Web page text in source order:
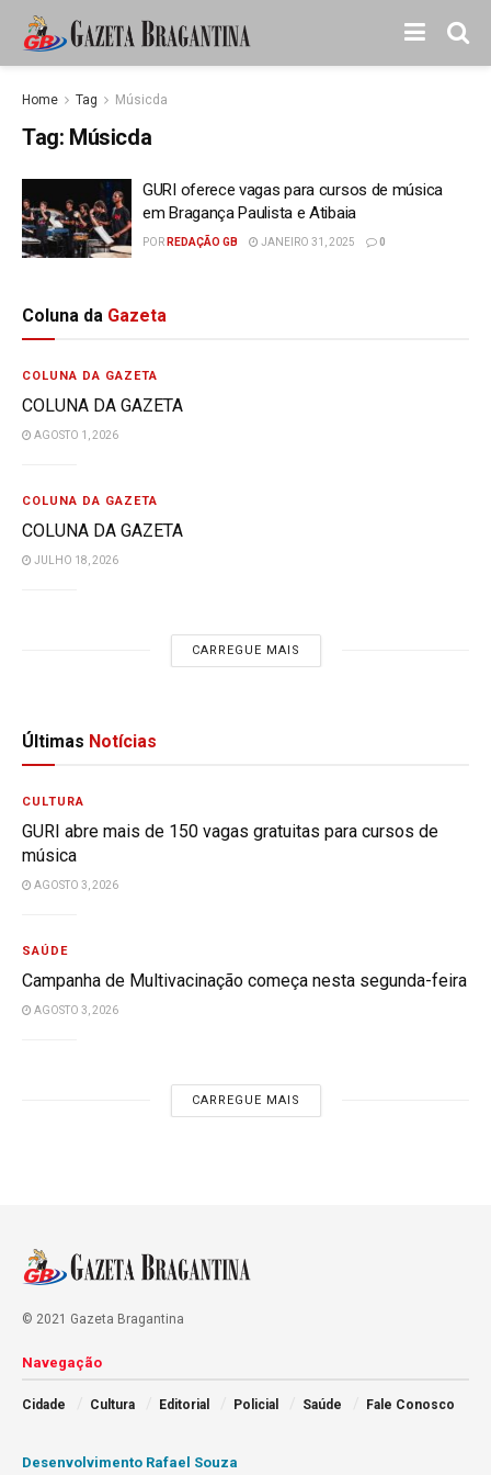
Home Tag Músicda
Tag: Músicda
GURI oferece vagas para cursos de música
em Bragança Paulista e Atibaia
POR REDAÇÃO GB JANEIRO 31, 2025 0
Coluna da Gazeta
COLUNA DA GAZETA
COLUNA DA GAZETA
AGOSTO 1, 2026
COLUNA DA GAZETA
COLUNA DA GAZETA
JULHO 18, 2026
CARREGUE MAIS
Últimas Notícias
CULTURA
GURI abre mais de 150 vagas gratuitas para cursos de
música
AGOSTO 3, 2026
SAÚDE
Campanha de Multivacinação começa nesta segunda-feira
AGOSTO 3, 2026
CARREGUE MAIS
© 2021 Gazeta Bragantina
Navegação
Cidade Cultura Editorial Policial Saúde Fale Conosco
Desenvolvimento Rafael Souza